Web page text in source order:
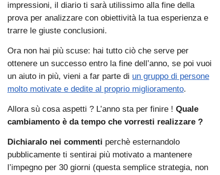
impressioni, il diario ti sarà utilissimo alla fine della
prova per analizzare con obiettività la tua esperienza e
trarre le giuste conclusioni.
Ora non hai più scuse: hai tutto ciò che serve per
ottenere un successo entro la fine dell’anno, se poi vuoi
un aiuto in più, vieni a far parte di un gruppo di persone
molto motivate e dedite al proprio miglioramento.
Allora sù cosa aspetti ? L’anno sta per finire ! Quale
cambiamento è da tempo che vorresti realizzare ?
Dichiaralo nei commenti perchè esternandolo
pubblicamente ti sentirai più motivato a mantenere
l’impegno per 30 giorni (questa semplice strategia, non